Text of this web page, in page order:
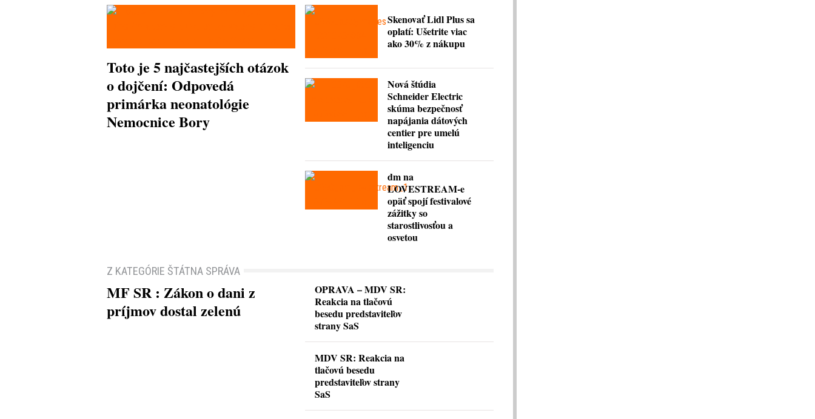
Toto je 5 najčastejších otázok
o dojčení: Odpovedá
primárka neonatológie
Nemocnice Bory
Skenovať Lidl Plus sa
oplatí: Ušetrite viac
ako 30% z nákupu
Nová štúdia
Schneider Electric
skúma bezpečnosť
napájania dátových
centier pre umelú
inteligenciu
dm na
LOVESTREAM-e
opäť spojí festivalové
zážitky so
starostlivosťou a
osvetou
Z KATEGÓRIE ŠTÁTNA SPRÁVA
MF SR : Zákon o dani z
príjmov dostal zelenú
OPRAVA – MDV SR:
Reakcia na tlačovú
besedu predstaviteľov
strany SaS
MDV SR: Reakcia na
tlačovú besedu
predstaviteľov strany
SaS